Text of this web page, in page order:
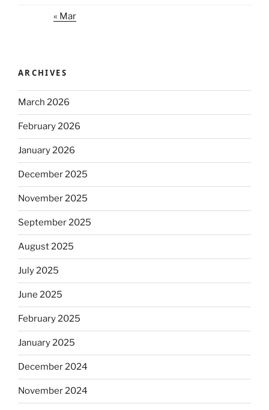
« Mar
ARCHIVES
March 2026
February 2026
January 2026
December 2025
November 2025
September 2025
August 2025
July 2025
June 2025
February 2025
January 2025
December 2024
November 2024